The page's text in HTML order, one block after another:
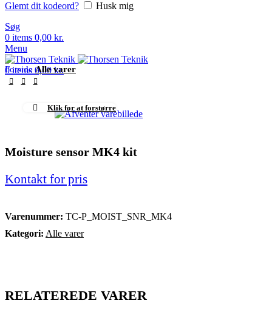
Glemt dit kodeord?
Husk mig
Søg
0 items 0,00 kr.
Menu
0items 0,00kr.
ForsideAlle varer
Klik for at forstørre
Moisture sensor MK4 kit
Kontakt for pris
Varenummer: TC-P_MOIST_SNR_MK4
Kategori: Alle varer
RELATEREDE VARER